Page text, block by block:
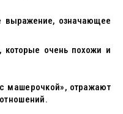
выражение, означающее
очень похожи и
машерочкой», отражают